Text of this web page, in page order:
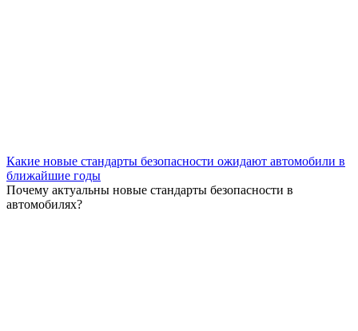
Какие новые стандарты безопасности ожидают автомобили в
ближайшие годы
Почему актуальны новые стандарты безопасности в
автомобилях?